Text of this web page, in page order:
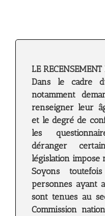
LE
Dans le cadre
notamment
renseigner leur
et le degré de
les
déranger
législation impose
Soyons
personnes ayant
sont tenues au
Commission